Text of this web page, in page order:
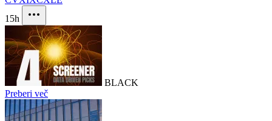
15h
BLACK
Preberi več